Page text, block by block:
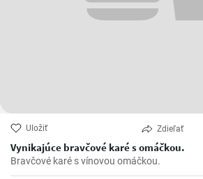
Uložiť Zdieľať
Vynikajúce bravčové karé s omáčkou.
Bravčové karé s vínovou omáčkou.